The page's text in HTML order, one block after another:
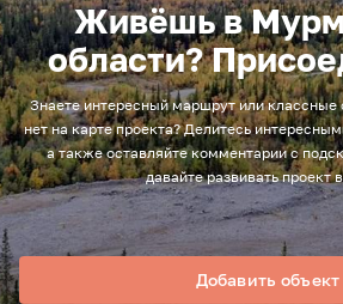
Живёшь в
области?
Знаете интересный маршрут или классные
нет на карте проекта? Делитесь
а также оставляйте комментарии с
давайте развивать проект
Добавить объект